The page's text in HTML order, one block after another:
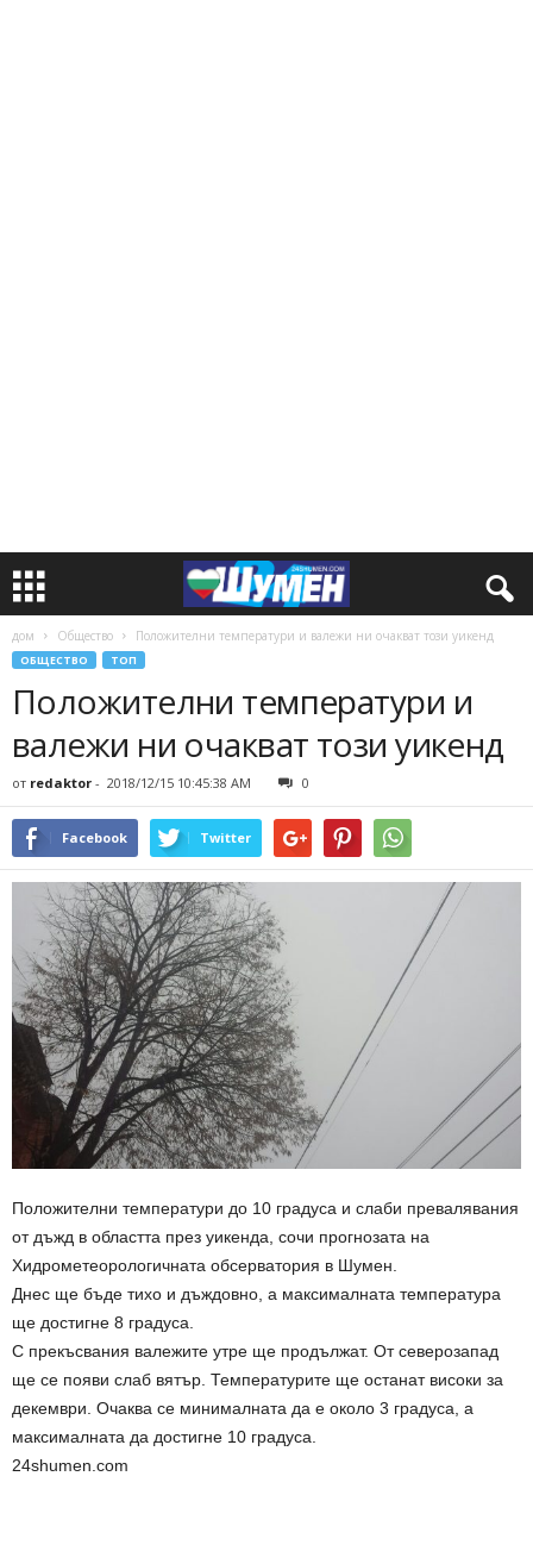
дом Общество Положителни температури и валежи ни очакват този уикенд
ОБЩЕСТВО ТОП
Положителни температури и
валежи ни очакват този уикенд
от redaktor - 2018/12/15 10:45:38 AM 0
Facebook Twitter
Положителни температури до 10 градуса и слаби превалявания
от дъжд в областта през уикенда, сочи прогнозата на
Хидрометеорологичната обсерватория в Шумен.
Днес ще бъде тихо и дъждовно, а максималната температура
ще достигне 8 градуса.
С прекъсвания валежите утре ще продължат. От северозапад
ще се появи слаб вятър. Температурите ще останат високи за
декември. Очаква се минималната да е около 3 градуса, а
максималната да достигне 10 градуса.
24shumen.com